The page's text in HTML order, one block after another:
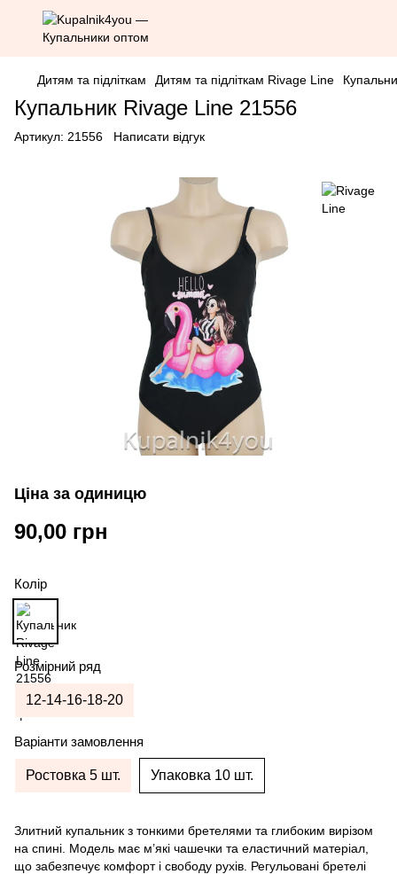
Дитям та підліткам Дитям та підліткам Rivage Line
Купальник Rivage Line 21556
Артикул: 21556 Написати відгук
Ціна за одиницю
90,00 грн
Колір
Розмірний ряд
12-14-16-18-20
Варіанти замовлення
Ростовка 5 шт. Упаковка 10 шт.
Злитний купальник з тонкими бретелями та глибоким вирізом
на спині. Модель має м’які чашечки та еластичний матеріал,
що забезпечує комфорт і свободу рухів. Регульовані бретелі